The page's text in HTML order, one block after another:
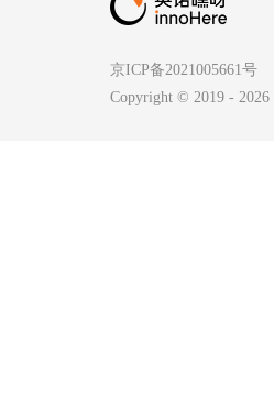
京ICP备2021005661号
Copyright © 2019 - 2026